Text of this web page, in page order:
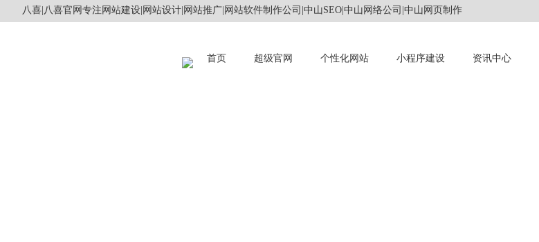
八喜|八喜官网专注网站建设|网站设计|网站推广|网站软件制作公司|中山SEO|中山网络公司|中山网页制作
首页 超级官网 个性化网站 小程序建设 资讯中心